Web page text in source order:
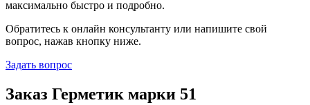
максимально быстро и подробно.
Обратитесь к онлайн консультанту или напишите свой
вопрос, нажав кнопку ниже.
Задать вопрос
Заказ Герметик марки 51